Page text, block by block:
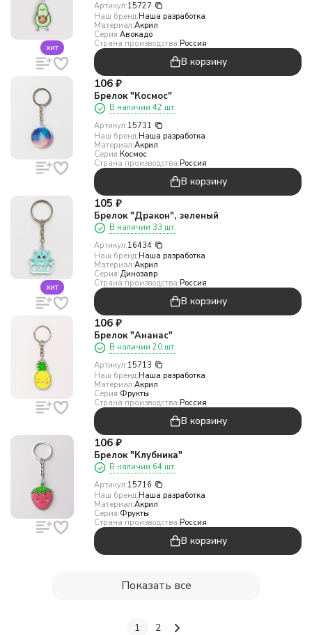
хит
Артикул:15727
Наш бренд:Наша разработка
Материал:Акрил
Серия:Авокадо
Страна производства:Россия
В корзину
106 ₽
Брелок "Космос"
В наличии 42 шт.
Артикул:15731
Наш бренд:Наша разработка
Материал:Акрил
Серия:Космос
Страна производства:Россия
В корзину
хит
105 ₽
Брелок "Дракон", зеленый
В наличии 33 шт.
Артикул:16434
Наш бренд:Наша разработка
Материал:Акрил
Серия:Динозавр
Страна производства:Россия
В корзину
106 ₽
Брелок "Ананас"
В наличии 20 шт.
Артикул:15713
Наш бренд:Наша разработка
Материал:Акрил
Серия:Фрукты
Страна производства:Россия
В корзину
106 ₽
Брелок "Клубника"
В наличии 64 шт.
Артикул:15716
Наш бренд:Наша разработка
Материал:Акрил
Серия:Фрукты
Страна производства:Россия
В корзину
Показать все
1 2